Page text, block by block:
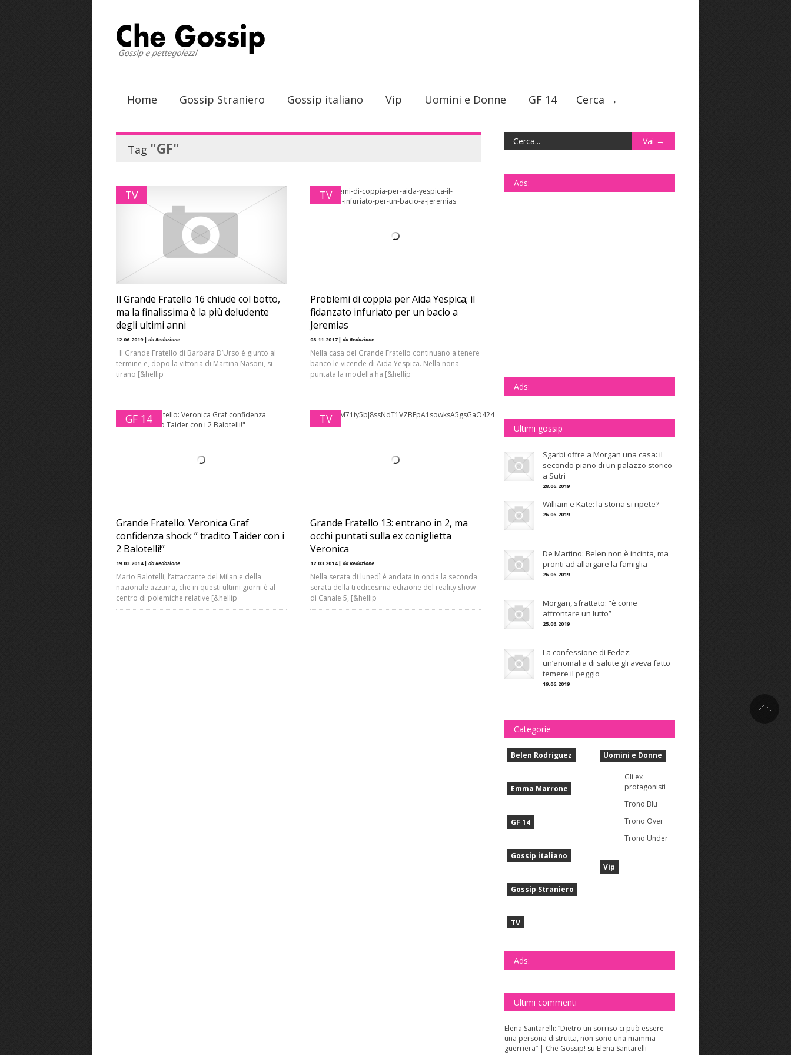
Home Gossip Straniero Gossip italiano Vip Uomini e Donne GF 14 Cerca →
Tag "GF"
TV
Il Grande Fratello 16 chiude col botto,
ma la finalissima è la più deludente
degli ultimi anni
12.06.2019 | da Redazione
Il Grande Fratello di Barbara D’Urso è giunto al
termine e, dopo la vittoria di Martina Nasoni, si
tirano [&hellip
TV
Problemi di coppia per Aida Yespica; il
fidanzato infuriato per un bacio a
Jeremias
08.11.2017 | da Redazione
Nella casa del Grande Fratello continuano a tenere
banco le vicende di Aida Yespica. Nella nona
puntata la modella ha [&hellip
GF 14
Grande Fratello: Veronica Graf
confidenza shock ” tradito Taider con i
2 Balotelli!”
19.03.2014 | da Redazione
Mario Balotelli, l’attaccante del Milan e della
nazionale azzurra, che in questi ultimi giorni è al
centro di polemiche relative [&hellip
TV
Grande Fratello 13: entrano in 2, ma
occhi puntati sulla ex coniglietta
Veronica
12.03.2014 | da Redazione
Nella serata di lunedì è andata in onda la seconda
serata della tredicesima edizione del reality show
di Canale 5, [&hellip
Ads:
Ads:
Ultimi gossip
Sgarbi offre a Morgan una casa: il
secondo piano di un palazzo storico
a Sutri
28.06.2019
William e Kate: la storia si ripete?
26.06.2019
De Martino: Belen non è incinta, ma
pronti ad allargare la famiglia
26.06.2019
Morgan, sfrattato: “è come
affrontare un lutto”
25.06.2019
La confessione di Fedez:
un’anomalia di salute gli aveva fatto
temere il peggio
19.06.2019
Categorie
Belen Rodriguez
Emma Marrone
GF 14
Gossip italiano
Gossip Straniero
TV
Uomini e Donne
Gli ex
protagonisti
Trono Blu
Trono Over
Trono Under
Vip
Ads:
Ultimi commenti
Elena Santarelli: “Dietro un sorriso ci può essere
una persona distrutta, non sono una mamma
guerriera” | Che Gossip! su Elena Santarelli